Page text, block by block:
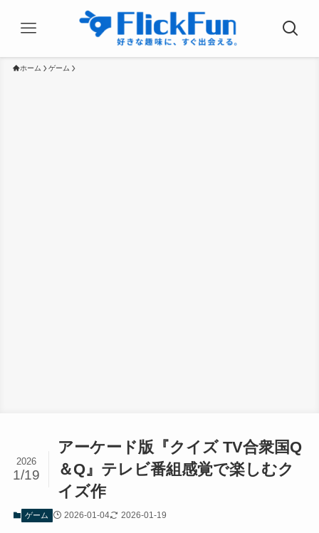
ホーム ゲーム
アーケード版『クイズ TV合衆国Q
＆Q』テレビ番組感覚で楽しむク
イズ作
2026
1/19
ゲーム 2026-01-04 2026-01-19